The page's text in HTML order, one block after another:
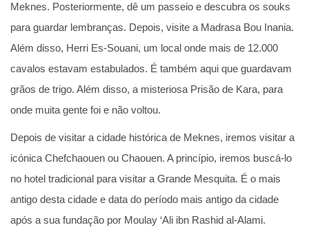
Meknes. Posteriormente, dê um passeio e descubra os souks
para guardar lembranças. Depois, visite a Madrasa Bou Inania.
Além disso, Herri Es-Souani, um local onde mais de 12.000
cavalos estavam estabulados. É também aqui que guardavam
grãos de trigo. Além disso, a misteriosa Prisão de Kara, para
onde muita gente foi e não voltou.
Depois de visitar a cidade histórica de Meknes, iremos visitar a
icónica Chefchaouen ou Chaouen. A princípio, iremos buscá-lo
no hotel tradicional para visitar a Grande Mesquita. É o mais
antigo desta cidade e data do período mais antigo da cidade
após a sua fundação por Moulay ‘Ali ibn Rashid al-Alami.